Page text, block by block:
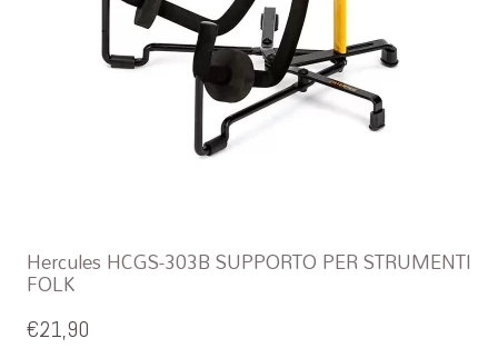
Hercules HCGS-303B SUPPORTO PER STRUMENTI
FOLK
€21,90